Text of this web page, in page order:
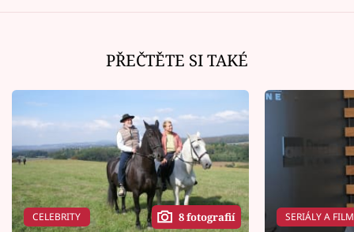
PŘEČTĚTE SI TAKÉ
CELEBRITY 8 fotografií SERIÁLY A